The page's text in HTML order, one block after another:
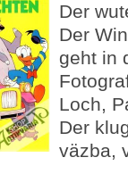
Der
Der
geht in
Loch,
Der
väzba,